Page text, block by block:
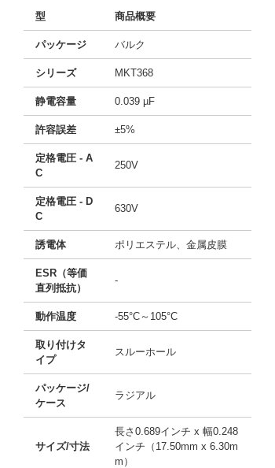
型 商品概要
パッケージ バルク
シリーズ MKT368
静電容量 0.039 µF
許容誤差 ±5%
定格電圧 - A
C
250V
定格電圧 - D
C
630V
誘電体 ポリエステル、金属皮膜
ESR（等価
直列抵抗）
-
動作温度 -55°C～105°C
取り付けタ
イプ
スルーホール
パッケージ/
ケース
ラジアル
サイズ/寸法
長さ0.689インチ x 幅0.248
インチ（17.50mm x 6.30m
m）